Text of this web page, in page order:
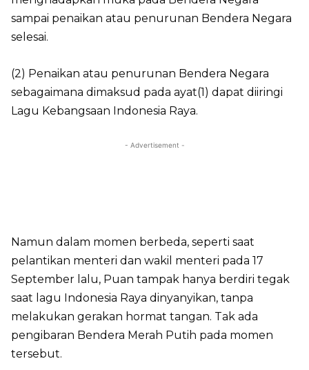
sampai penaikan atau penurunan Bendera Negara
selesai.
(2) Penaikan atau penurunan Bendera Negara
sebagaimana dimaksud pada ayat(1) dapat diiringi
Lagu Kebangsaan Indonesia Raya.
- Advertisement -
Namun dalam momen berbeda, seperti saat
pelantikan menteri dan wakil menteri pada 17
September lalu, Puan tampak hanya berdiri tegak
saat lagu Indonesia Raya dinyanyikan, tanpa
melakukan gerakan hormat tangan. Tak ada
pengibaran Bendera Merah Putih pada momen
tersebut.